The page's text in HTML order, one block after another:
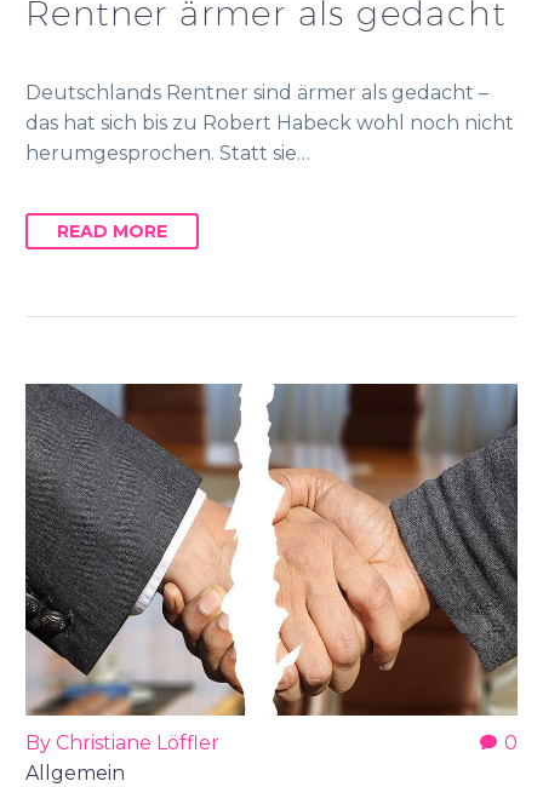
Rentner ärmer als gedacht
Deutschlands Rentner sind ärmer als gedacht –
das hat sich bis zu Robert Habeck wohl noch nicht
herumgesprochen. Statt sie…
READ MORE
0
By Christiane Löffler
Allgemein